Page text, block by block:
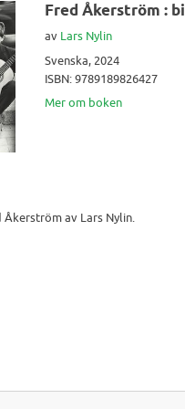
Fred Åkerström :
av Lars Nylin
Svenska, 2024
ISBN: 9789189826427
Mer om boken
av Lars Nylin.